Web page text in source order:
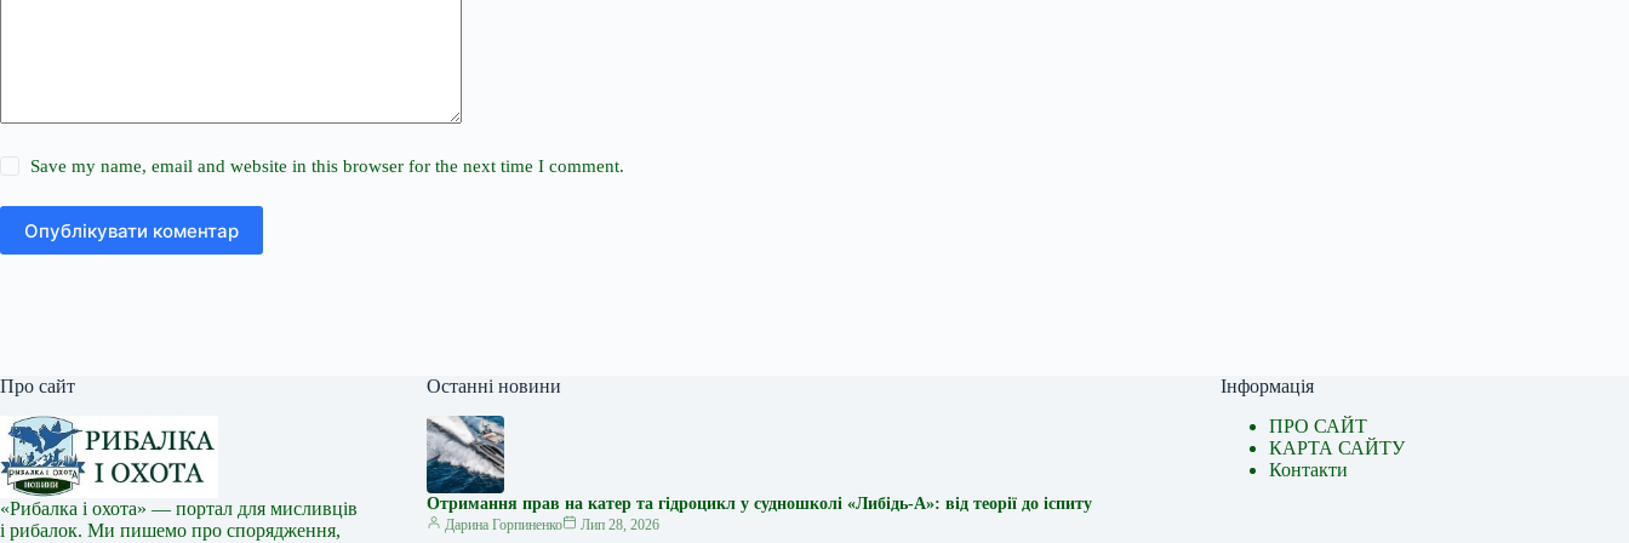
Save my name, email and website in this browser for the next time I comment.
Опублікувати коментар
Про сайт
«Рибалка і охота» — портал для мисливців
і рибалок. Ми пишемо про спорядження,
Останні новини
Отримання прав на катер та гідроцикл у судношколі «Либідь-А»: від теорії до іспиту
Дарина Горпиненко
Лип 28, 2026
Інформація
ПРО САЙТ
КАРТА САЙТУ
Контакти